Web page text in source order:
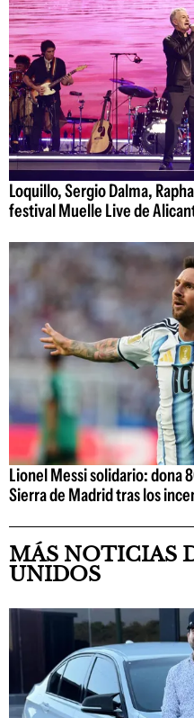
Loquillo, Sergio Dalma,
festival Muelle Live de
Lionel Messi solidario: dona
Sierra de Madrid tras los
MÁS NOTICIAS
UNIDOS